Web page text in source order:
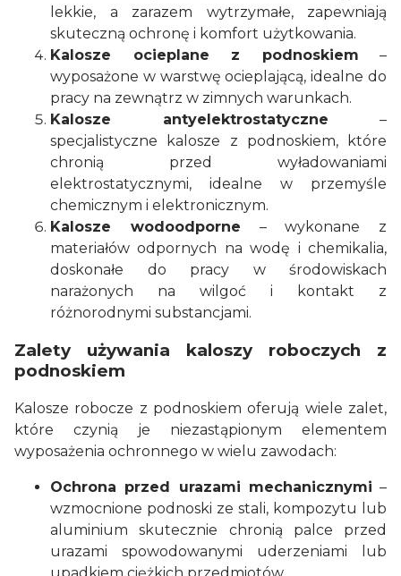
lekkie, a zarazem wytrzymałe, zapewniają
skuteczną ochronę i komfort użytkowania.
Kalosze ocieplane z podnoskiem –
wyposażone w warstwę ocieplającą, idealne do
pracy na zewnątrz w zimnych warunkach.
Kalosze antyelektrostatyczne –
specjalistyczne kalosze z podnoskiem, które
chronią przed wyładowaniami
elektrostatycznymi, idealne w przemyśle
chemicznym i elektronicznym.
Kalosze wodoodporne – wykonane z
materiałów odpornych na wodę i chemikalia,
doskonałe do pracy w środowiskach
narażonych na wilgoć i kontakt z
różnorodnymi substancjami.
Zalety używania kaloszy roboczych z
podnoskiem
Kalosze robocze z podnoskiem oferują wiele zalet,
które czynią je niezastąpionym elementem
wyposażenia ochronnego w wielu zawodach:
Ochrona przed urazami mechanicznymi –
wzmocnione podnoski ze stali, kompozytu lub
aluminium skutecznie chronią palce przed
urazami spowodowanymi uderzeniami lub